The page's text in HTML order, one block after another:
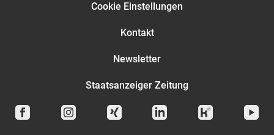
Cookie Einstellungen
Kontakt
Newsletter
Staatsanzeiger Zeitung